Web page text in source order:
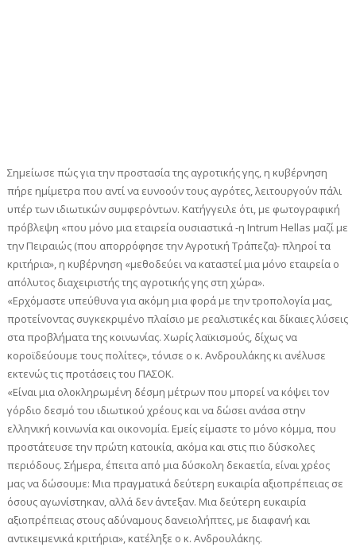
Σημείωσε πώς για την προστασία της αγροτικής γης, η κυβέρνηση
πήρε ημίμετρα που αντί να ευνοούν τους αγρότες, λειτουργούν πάλι
υπέρ των ιδιωτικών συμφερόντων. Κατήγγειλε ότι, με φωτογραφική
πρόβλεψη «που μόνο μια εταιρεία ουσιαστικά -η Intrum Hellas μαζί με
την Πειραιώς (που απορρόφησε την Αγροτική Τράπεζα)- πληροί τα
κριτήρια», η κυβέρνηση «μεθοδεύει να καταστεί μια μόνο εταιρεία ο
απόλυτος διαχειριστής της αγροτικής γης στη χώρα».
«Ερχόμαστε υπεύθυνα για ακόμη μια φορά με την τροπολογία μας,
προτείνοντας συγκεκριμένο πλαίσιο με ρεαλιστικές και δίκαιες λύσεις
στα προβλήματα της κοινωνίας. Χωρίς λαϊκισμούς, δίχως να
κοροϊδεύουμε τους πολίτες», τόνισε ο κ. Ανδρουλάκης κι ανέλυσε
εκτενώς τις προτάσεις του ΠΑΣΟΚ.
«Είναι μια ολοκληρωμένη δέσμη μέτρων που μπορεί να κόψει τον
γόρδιο δεσμό του ιδιωτικού χρέους και να δώσει ανάσα στην
ελληνική κοινωνία και οικονομία. Εμείς είμαστε το μόνο κόμμα, που
προστάτευσε την πρώτη κατοικία, ακόμα και στις πιο δύσκολες
περιόδους. Σήμερα, έπειτα από μια δύσκολη δεκαετία, είναι χρέος
μας να δώσουμε: Μια πραγματικά δεύτερη ευκαιρία αξιοπρέπειας σε
όσους αγωνίστηκαν, αλλά δεν άντεξαν. Μια δεύτερη ευκαιρία
αξιοπρέπειας στους αδύναμους δανειολήπτες, με διαφανή και
αντικειμενικά κριτήρια», κατέληξε ο κ. Ανδρουλάκης.